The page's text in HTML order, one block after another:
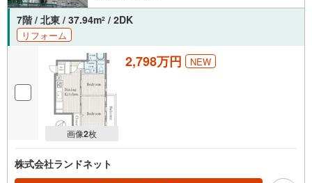
7階 / 北東 / 37.94m2 / 2DK
リフォーム
画像2枚
2,798万円 NEW
株式会社ランドネット